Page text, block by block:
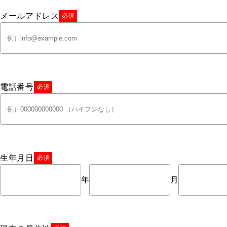
メールアドレス 必須
電話番号 必須
生年月日 必須
年 月